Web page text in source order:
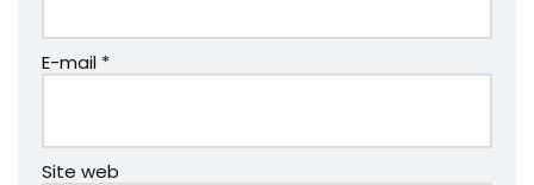
E-mail *
Site web